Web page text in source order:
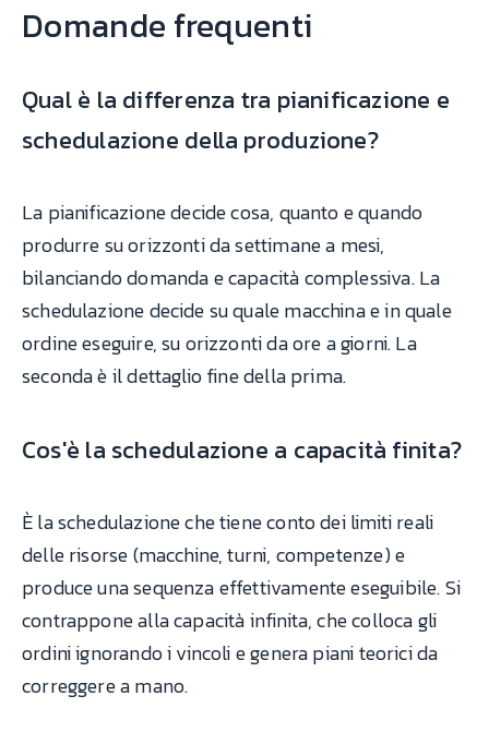
Domande frequenti
Qual è la differenza tra pianificazione e
schedulazione della produzione?
La pianificazione decide cosa, quanto e quando
produrre su orizzonti da settimane a mesi,
bilanciando domanda e capacità complessiva. La
schedulazione decide su quale macchina e in quale
ordine eseguire, su orizzonti da ore a giorni. La
seconda è il dettaglio fine della prima.
Cos'è la schedulazione a capacità finita?
È la schedulazione che tiene conto dei limiti reali
delle risorse (macchine, turni, competenze) e
produce una sequenza effettivamente eseguibile. Si
contrappone alla capacità infinita, che colloca gli
ordini ignorando i vincoli e genera piani teorici da
correggere a mano.